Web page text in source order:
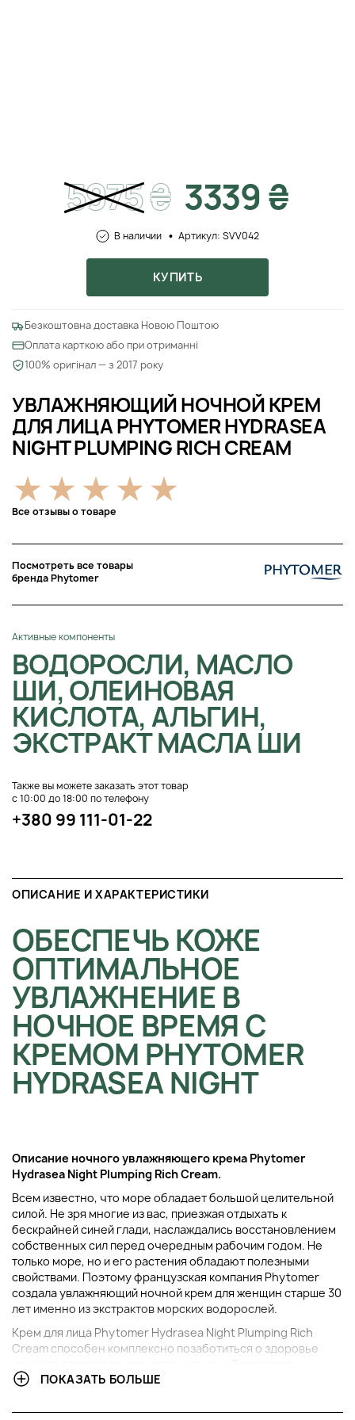
УВЛАЖНЯЮЩИЙ НОЧНОЙ КРЕМ
ДЛЯ ЛИЦА PHYTOMER HYDRASEA
NIGHT PLUMPING RICH CREAM
Все отзывы о товаре
Посмотреть все товары
бренда Phytomer
Активные компоненты
ВОДОРОСЛИ, МАСЛО
ШИ, ОЛЕИНОВАЯ
КИСЛОТА, АЛЬГИН,
ЭКСТРАКТ МАСЛА ШИ
Также вы можете заказать этот товар
с 10:00 до 18:00 по телефону
+380 99 111-01-22
5975₴ 3339 ₴
В наличии Артикул: SVV042
КУПИТЬ
Безкоштовна доставка Новою Поштою
Оплата карткою або при отриманні
100% оригінал — з 2017 року
ОПИСАНИЕ И ХАРАКТЕРИСТИКИ
ОБЕСПЕЧЬ КОЖЕ
ОПТИМАЛЬНОЕ
УВЛАЖНЕНИЕ В
НОЧНОЕ ВРЕМЯ С
КРЕМОМ PHYTOMER
HYDRASEA NIGHT
Описание ночного увлажняющего крема Phytomer
Hydrasea Night Plumping Rich Cream.
Всем известно, что море обладает большой целительной
силой. Не зря многие из вас, приезжая отдыхать к
бескрайней синей глади, наслаждались восстановлением
собственных сил перед очередным рабочим годом. Не
только море, но и его растения обладают полезными
свойствами. Поэтому французская компания Phytomer
создала увлажняющий ночной крем для женщин старше 30
лет именно из экстрактов морских водорослей.
Крем для лица Phytomer Hydrasea Night Plumping Rich
Сream способен комплексно позаботиться о здоровье
комплексу активных ингредиентов из морских
помогает раскрыть поры и увеличить проницаемость
ПОКАЗАТЬ БОЛЬШЕ